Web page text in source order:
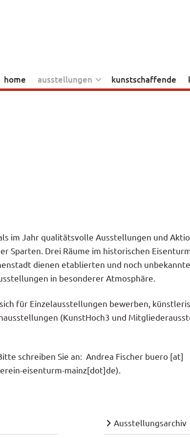
home ausstellungen kunstschaffende
im Jahr qualitätsvolle Ausstellungen und
Sparten. Drei Räume im historischen
dienen etablierten und noch
in besonderer Atmosphäre.
für Einzelausstellungen bewerben,
(KunstHoch3 und
schreiben Sie an: Andrea Fischer buero [at]
eisenturm-mainz[dot]de).
Ausstellungsarchiv